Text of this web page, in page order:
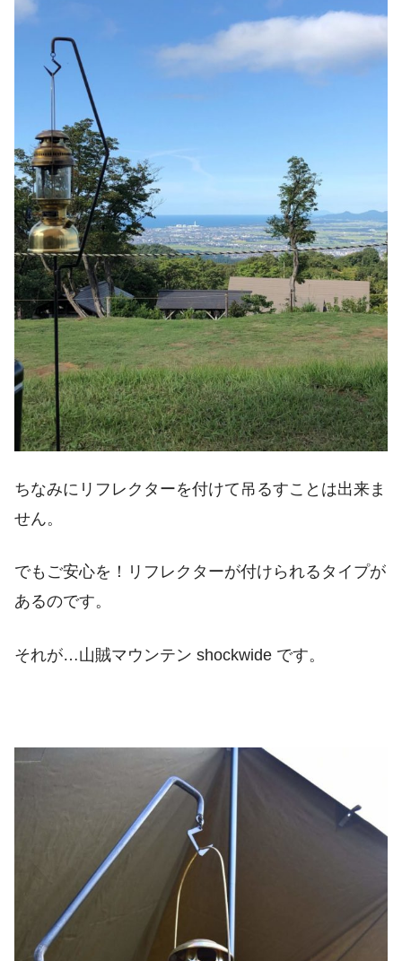
ちなみにリフレクターを付けて吊るすことは出来ま
せん。
でもご安心を！リフレクターが付けられるタイプが
あるのです。
それが…山賊マウンテン shockwide です。